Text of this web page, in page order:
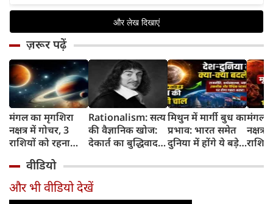
ज़रूर पढ़ें
मंगल का मृगशिरा
नक्षत्र में गोचर, 3
राशियों को रहना
सावधान
Rationalism: सत्य
की वैज्ञानिक खोज:
देकार्त का बुद्धिवाद
का जन्म
मिथुन में मार्गी बुध का
प्रभाव: भारत समेत
दुनिया में होंगे ये बड़े
मंगल
नक्षत्र
किसे
वीडियो
और भी वीडियो देखें